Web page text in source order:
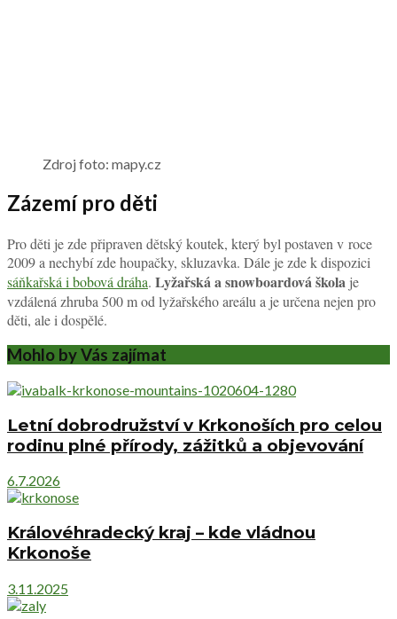
Zdroj foto: mapy.cz
Zázemí pro děti
Pro děti je zde připraven dětský koutek, který byl postaven v roce
2009 a nechybí zde houpačky, skluzavka. Dále je zde k dispozici
sáňkařská i bobová dráha. Lyžařská a snowboardová škola je
vzdálená zhruba 500 m od lyžařského areálu a je určena nejen pro
děti, ale i dospělé.
Mohlo by Vás zajímat
Letní dobrodružství v Krkonoších pro celou
rodinu plné přírody, zážitků a objevování
6.7.2026
Královéhradecký kraj – kde vládnou
Krkonoše
3.11.2025